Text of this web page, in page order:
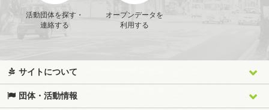
活動団体を探す・
連絡する
オープンデータを
利用する
サイトについて
団体・活動情報